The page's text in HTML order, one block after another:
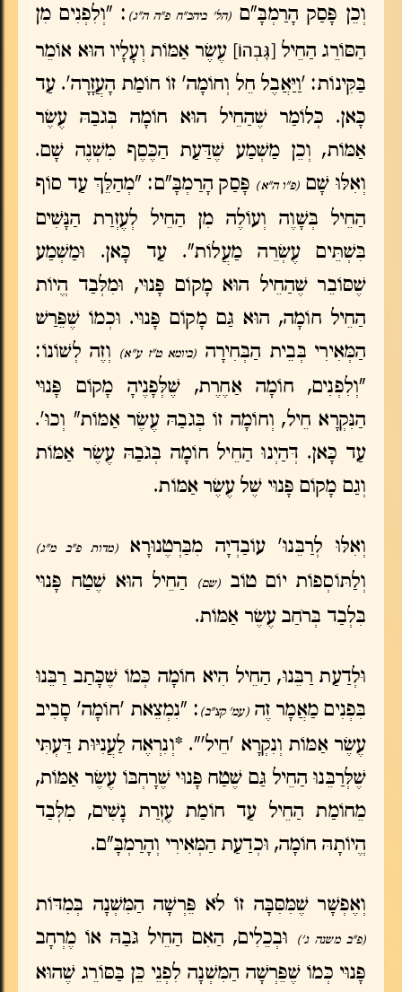
וְכֵן פָּסַק הָרַמְבָּ"ם (הל' ביהב"ח פ"ה ה"ג) : "וְלִפְנִים מִן
הַסּוֹרֵג הַחֵיל [גָּבְהוֹ] עֶשֶׂר אַמּוֹת וְעָלָיו הוּא אוֹמֵר
בַּקִּינוֹת: 'וַיַּאֲבֶל חֵל וְחוֹמָה' זוֹ חוֹמַת הָעֲזָרָה'. עַד
כָּאן. כְּלוֹמַר שֶׁהַחֵיל הוּא חוֹמָה בְּגֹבַהּ עֶשֶׂר
אַמּוֹת, וְכֵן מַשְׁמַע שֶׁדַּעַת הַכֶּסֶף מִשְׁנֶה שָׁם.
וְאִלּוּ שָׁם(פ"ו ה"א) פָּסַק הָרַמְבָּ"ם: "מְהַלֵּךְ עַד סוֹף
הַחֵיל בְּשָׁוֶה וְעוֹלֶה מִן הַחֵיל לְעֶזְרַת הַנָּשִׁים
בִּשְׁתֵּים עֶשְׂרֵה מַעֲלוֹת". עַד כָּאן. וּמַשְׁמַע
שֶׁסּוֹבֵר שֶׁהַחֵיל הוּא מָקוֹם פָּנוּי, וּמִלְּבַד הֱיוֹת
הַחֵיל חוֹמָה, הוּא גַּם מָקוֹם פָּנוּי. וּכְמוֹ שֶׁפֵּרַשׁ
הַמְּאִירִי בְּבֵית הַבְּחִירָה (ביומא ט"ז ע"א)
וְזֶה לְשׁוֹנוֹ:
"וְלִפְנִים, חוֹמָה אַחֶרֶת, שֶׁלְּפָנֶיהָ מָקוֹם פָּנוּי
הַנִּקְרָא חֵיל, וְחוֹמָה זוֹ בְּגֹבַהּ עֶשֶׂר אַמּוֹת" וְכוּ'.
עַד כָּאן. דְּהַיְנוּ הַחֵיל חוֹמָה בְּגֹבַהּ עֶשֶׂר אַמּוֹת
וְגַם מָקוֹם פָּנוּי שֶׁל עֶשֶׂר אַמּוֹת.
וְאִלּוּ לְרַבֵּנוּ' עוֹבַדְיָה מִבַּרְטֶנוּרָא(מדות פ"ב מ"ג)
וְלַתּוֹסְפוֹת יוֹם טוֹב(שם)
הַחֵיל הוּא שֶׁטַח פָּנוּי
בִּלְבַד בְּרֹחַב עֶשֶׂר אַמּוֹת.
וּלְדַעַת רַבֵּנוּ, הַחֵיל הִיא חוֹמָה כְּמוֹ שֶׁכָּתַב רַבֵּנוּ
בִּפְנִים מַאֲמָר זֶה(עמ' קצ"ב) : "נִמְצֵאת 'חוֹמָה' סָבִיב
עֶשֶׂר אַמּוֹת וְנִקְרָא 'חֵיל'". *וְנִרְאֶה לַעֲנִיּוּת דַּעְתִּי
שֶׁלְּרַבֵּנוּ הַחֵיל גַּם שֶׁטַח פָּנוּי שֶׁרָחְבּוֹ עֶשֶׂר אַמּוֹת,
מֵחוֹמַת הַחֵיל עַד חוֹמַת עֶזְרַת נָשִׁים, מִלְּבַד
הֱיוֹתָהּ חוֹמָה, וּכְדַעַת הַמְּאִירִי וְהָרַמְבָּ"ם.
וְאֶפְשָׁר שֶׁמִּסִּבָּה זוֹ לֹא פֵּרְשָׁה הַמִּשְׁנָה בְּמִדּוֹת
(פ"ב משנה ג')
וּבְכֵלִים, הַאִם הַחֵיל גֹּבַהּ אוֹ מֶרְחָב
פָּנוּי כְּמוֹ שֶׁפֵּרְשָׁה הַמִּשְׁנָה לִפְנֵי כֵּן בַּסּוֹרֵג שֶׁהוּא